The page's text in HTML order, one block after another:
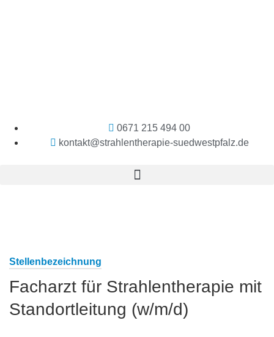
0671 215 494 00
kontakt@strahlentherapie-suedwestpfalz.de
Stellenbezeichnung
Facharzt für Strahlentherapie mit
Standortleitung (w/m/d)